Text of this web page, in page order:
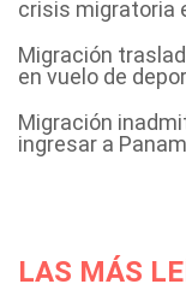
crisis migratoria
Migración
en vuelo de
Migración
ingresar a
LAS MÁS